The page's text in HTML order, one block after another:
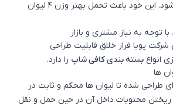
گرماژ بالا استفاده می شود. این خود باعث تحمل بهتر وزن ۴ لیوان
توجه به نیاز مشتری و بازار
شرکت پویا فراز خلاق قابلیت طراحی
انواع بسته بندی کافی شاپ را دارد.
ها
طراحی شده تا لیوان ها محکم و ثابت در
ریختن محتویات داخل آن در حین حمل و نقل